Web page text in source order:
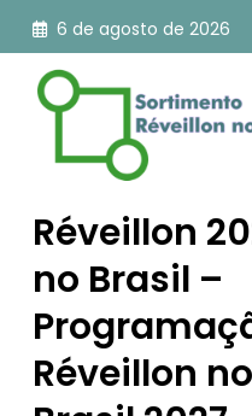
Pular
para
conteúdo
6 de agosto de 2026
Réveillon
no Brasil –
Réveillon no